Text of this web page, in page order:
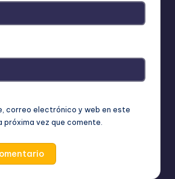
correo electrónico y web en este
próxima vez que comente.